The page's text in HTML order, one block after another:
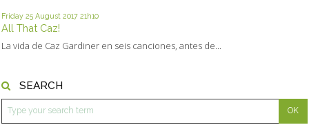
Friday 25 August 2017 21h10
All That Caz!
La vida de Caz Gardiner en seis canciones, antes de...
SEARCH